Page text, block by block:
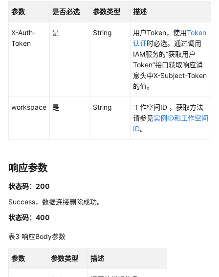
前
必
数
集
成
参数 是否必选 参数类型 描述
X-Auth-
Token
是 String 用户Token，使用Token
认证时必选。通过调用
IAM服务的“获取用户
Token”接口获取响应消
息头中X-Subject-Token
的值。
workspace 是 String
工作空间ID ，获取方法
请参见实例ID和工作空间
ID。
响应参数
状态码：200
Success，数据连接删除成功。
状态码：400
表3 响应Body参数
参数 参数类型 描述